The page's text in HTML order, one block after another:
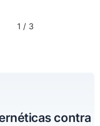
1 / 3
contra